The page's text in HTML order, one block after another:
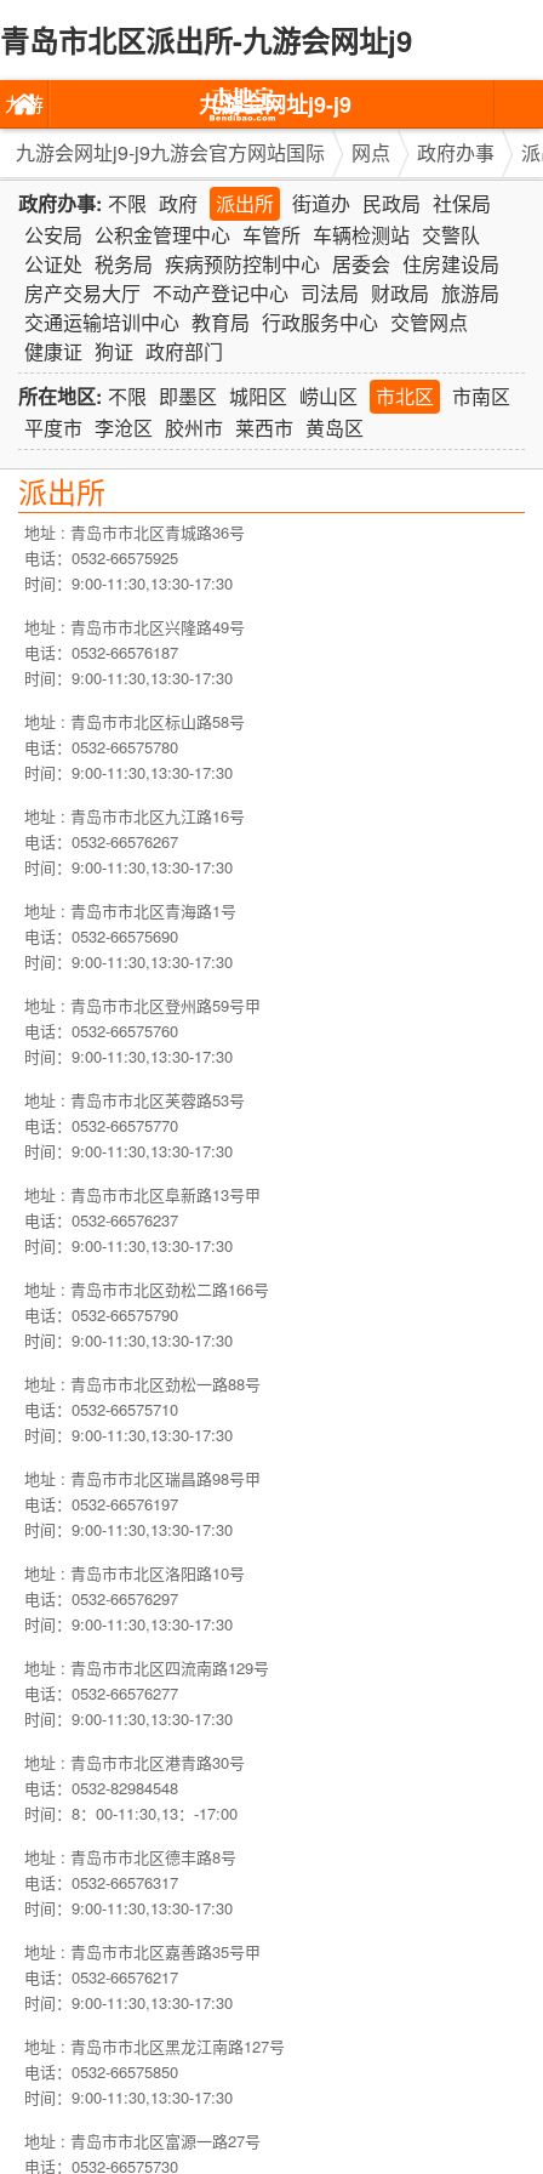
青岛市北区派出所-九游会网址j9
九游
会网
址j9-
j9九
游会
官方
网站
国际
九游会网址j9-j9
九游会官方网站
国际
九游会网址j9-j9九游会官方网站国际 网点 政府办事
政府办事: 不限 政府 派出所 街道办 民政局 社保局
公安局 公积金管理中心 车管所 车辆检测站 交警队
公证处 税务局 疾病预防控制中心 居委会 住房建设局
房产交易大厅 不动产登记中心 司法局 财政局 旅游局
交通运输培训中心 教育局 行政服务中心 交管网点
健康证 狗证 政府部门
所在地区: 不限 即墨区 城阳区 崂山区 市北区
市南区
平度市 李沧区 胶州市 莱西市 黄岛区
派出所
地址 : 青岛市市北区青城路36号
电话：0532-66575925
时间：9:00-11:30,13:30-17:30
地址 : 青岛市市北区兴隆路49号
电话：0532-66576187
时间：9:00-11:30,13:30-17:30
地址 : 青岛市市北区标山路58号
电话：0532-66575780
时间：9:00-11:30,13:30-17:30
地址 : 青岛市市北区九江路16号
电话：0532-66576267
时间：9:00-11:30,13:30-17:30
地址 : 青岛市市北区青海路1号
电话：0532-66575690
时间：9:00-11:30,13:30-17:30
地址 : 青岛市市北区登州路59号甲
电话：0532-66575760
时间：9:00-11:30,13:30-17:30
地址 : 青岛市市北区芙蓉路53号
电话：0532-66575770
时间：9:00-11:30,13:30-17:30
地址 : 青岛市市北区阜新路13号甲
电话：0532-66576237
时间：9:00-11:30,13:30-17:30
地址 : 青岛市市北区劲松二路166号
电话：0532-66575790
时间：9:00-11:30,13:30-17:30
地址 : 青岛市市北区劲松一路88号
电话：0532-66575710
时间：9:00-11:30,13:30-17:30
地址 : 青岛市市北区瑞昌路98号甲
电话：0532-66576197
时间：9:00-11:30,13:30-17:30
地址 : 青岛市市北区洛阳路10号
电话：0532-66576297
时间：9:00-11:30,13:30-17:30
地址 : 青岛市市北区四流南路129号
电话：0532-66576277
时间：9:00-11:30,13:30-17:30
地址 : 青岛市市北区港青路30号
电话：0532-82984548
时间：8：00-11:30,13：-17:00
地址 : 青岛市市北区德丰路8号
电话：0532-66576317
时间：9:00-11:30,13:30-17:30
地址 : 青岛市市北区嘉善路35号甲
电话：0532-66576217
时间：9:00-11:30,13:30-17:30
地址 : 青岛市市北区黑龙江南路127号
电话：0532-66575850
时间：9:00-11:30,13:30-17:30
地址 : 青岛市市北区富源一路27号
电话：0532-66575730